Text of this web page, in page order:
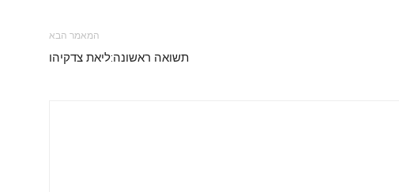
המאמר הבא
תשואה ראשונה:ליאת צדקיהו